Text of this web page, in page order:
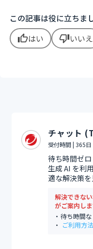
この記事は役に立ちま
thumb_upはい thumb_downいいえ
チャット
受付時間 | 365
待ち時間ゼロ
生成 AI を利
適な解決策を
解決できな
がご案内しま
待ち時間
ご利用方